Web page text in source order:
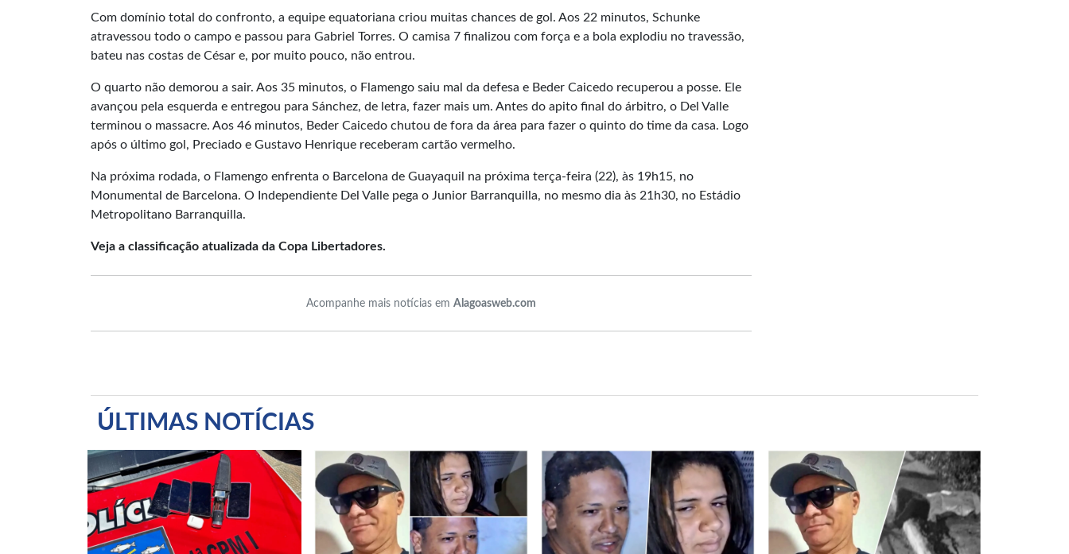
Com domínio total do confronto, a equipe equatoriana criou muitas chances de gol. Aos 22 minutos, Schunke
atravessou todo o campo e passou para Gabriel Torres. O camisa 7 finalizou com força e a bola explodiu no travessão,
bateu nas costas de César e, por muito pouco, não entrou.
O quarto não demorou a sair. Aos 35 minutos, o Flamengo saiu mal da defesa e Beder Caicedo recuperou a posse. Ele
avançou pela esquerda e entregou para Sánchez, de letra, fazer mais um. Antes do apito final do árbitro, o Del Valle
terminou o massacre. Aos 46 minutos, Beder Caicedo chutou de fora da área para fazer o quinto do time da casa. Logo
após o último gol, Preciado e Gustavo Henrique receberam cartão vermelho.
Na próxima rodada, o Flamengo enfrenta o Barcelona de Guayaquil na próxima terça-feira (22), às 19h15, no
Monumental de Barcelona. O Independiente Del Valle pega o Junior Barranquilla, no mesmo dia às 21h30, no Estádio
Metropolitano Barranquilla.
Veja a classificação atualizada da Copa Libertadores.
Acompanhe mais notícias em Alagoasweb.com
ÚLTIMAS NOTÍCIAS